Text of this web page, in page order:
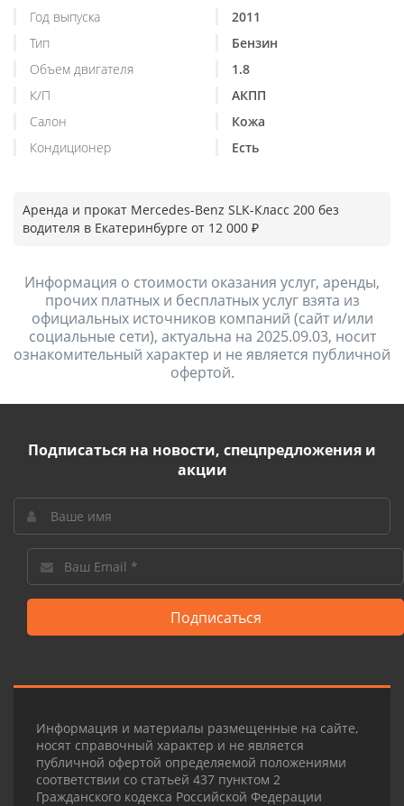
Год выпуска
2011
Тип
Бензин
Объем двигателя
1.8
К/П
АКПП
Салон
Кожа
Кондиционер
Есть
Аренда и прокат Mercedes-Benz SLK-Класс 200 без
водителя в Екатеринбурге от 12 000 ₽
Информация о стоимости оказания услуг, аренды,
прочих платных и бесплатных услуг взята из
официальных источников компаний (сайт и/или
социальные сети), актуальна на 2025.09.03, носит
ознакомительный характер и не является публичной
офертой.
Подписаться на новости, спецпредложения и
акции
Подписаться
Информация и материалы размещенные на сайте,
носят справочный характер и не является
публичной офертой определяемой положениями
соответствии со статьей 437 пунктом 2
Гражданского кодекса Российской Федерации